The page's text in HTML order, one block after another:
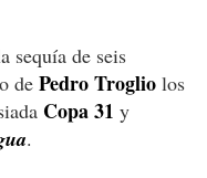
sequía de seis
de Pedro Troglio los
Copa 31 y
.